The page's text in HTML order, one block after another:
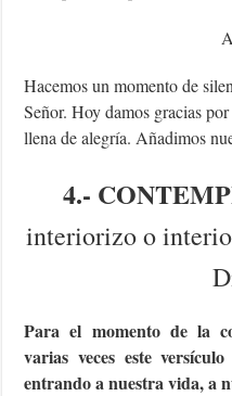
Hacemos un momento de
Señor. Hoy damos gracias
llena de alegría. Añadimos
4.-
interiorizo o
Para el momento de la
varias veces este
entrando a nuestra vida, a